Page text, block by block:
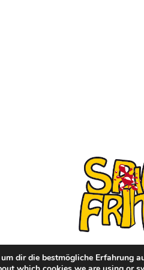
dir die bestmögliche Erfahrung